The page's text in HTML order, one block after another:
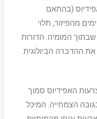
האפידיוס (בהתאם
להזמנה). הבוגרים יגיחו בין 6-18 ימים מהפיזור, תלוי
המומיה. הדורות
ההדברה הביולוגית
האפידיוס סמוך
הצמחייה. המיכל